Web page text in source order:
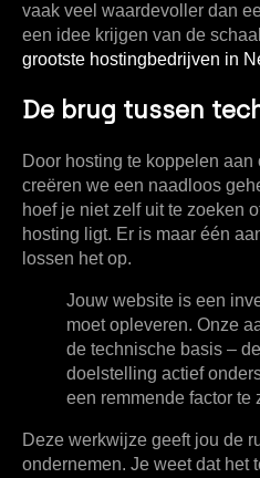
vaak veel waardevoller dan
een idee krijgen van de
grootste hostingbedrijven in
De brug tussen
Door hosting te koppelen aan
creëren we een naadloos
hoef je niet zelf uit te zoeken
hosting ligt. Er is maar één
lossen het op.
Jouw website is een
moet opleveren. Onze
de technische basis –
doelstelling actief
een remmende factor te
Deze werkwijze geeft jou de
ondernemen. Je weet dat het